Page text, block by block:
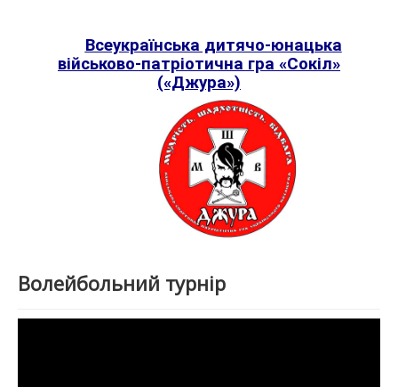
Всеукраїнська дитячо-юнацька
військово-патріотична гра «Сокіл»
(«Джура»)
Волейбольний турнір